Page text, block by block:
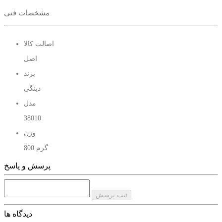
مشخصات فنی
اصالت کالا
اصل
برند
دینگی
مدل
38010
وزن
800 گرم
پرسش و پاسخ
ثبت پرسش
دیدگاه ها